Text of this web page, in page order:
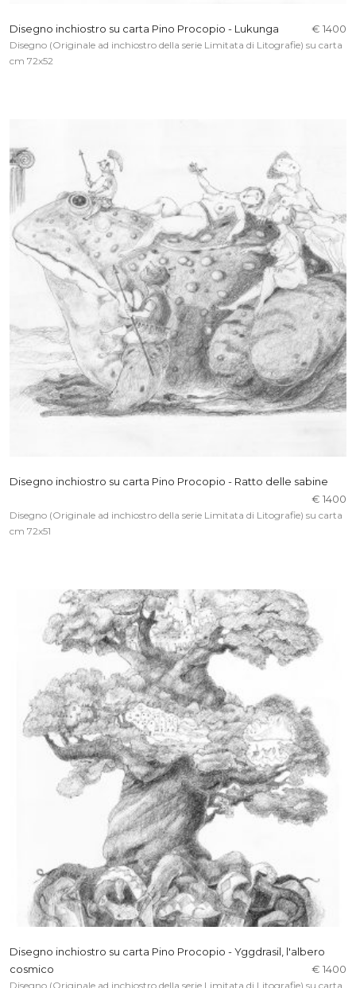
Disegno inchiostro su carta Pino Procopio - Lukunga € 1400
Disegno (Originale ad inchiostro della serie Limitata di Litografie) su carta
cm 72x52
Disegno inchiostro su carta Pino Procopio - Ratto delle sabine
€ 1400
Disegno (Originale ad inchiostro della serie Limitata di Litografie) su carta
cm 72x51
Disegno inchiostro su carta Pino Procopio - Yggdrasil, l'albero
cosmico
€ 1400
Disegno (Originale ad inchiostro della serie Limitata di Litografie) su carta